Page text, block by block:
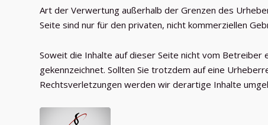
Art der Verwertung außerhalb der Grenzen des
Seite sind nur für den privaten, nicht kommerziellen
Soweit die Inhalte auf dieser Seite nicht vom
gekennzeichnet. Sollten Sie trotzdem auf eine
Rechtsverletzungen werden wir derartige Inhalte